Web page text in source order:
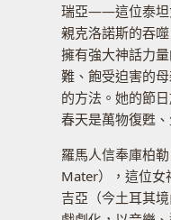
瑞亞——這位泰坦
親克洛諾斯的吞
擁有強大神話力
難、飽受迫害的
的方法。她的節
春天是萬物復甦
羅馬人信奉庫柏
Mater），這位女
吉亞（今土耳其